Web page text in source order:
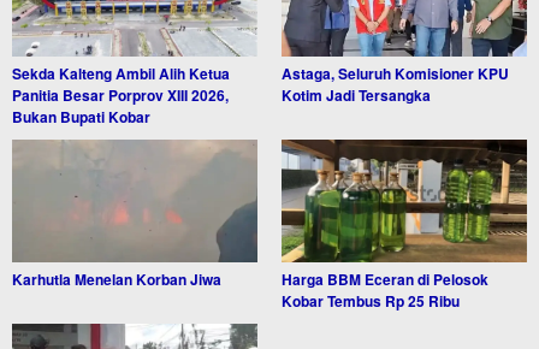
Sekda Kalteng Ambil Alih Ketua
Panitia Besar Porprov XIII 2026,
Bukan Bupati Kobar
Astaga, Seluruh Komisioner KPU
Kotim Jadi Tersangka
Karhutla Menelan Korban Jiwa
Harga BBM Eceran di Pelosok
Kobar Tembus Rp 25 Ribu